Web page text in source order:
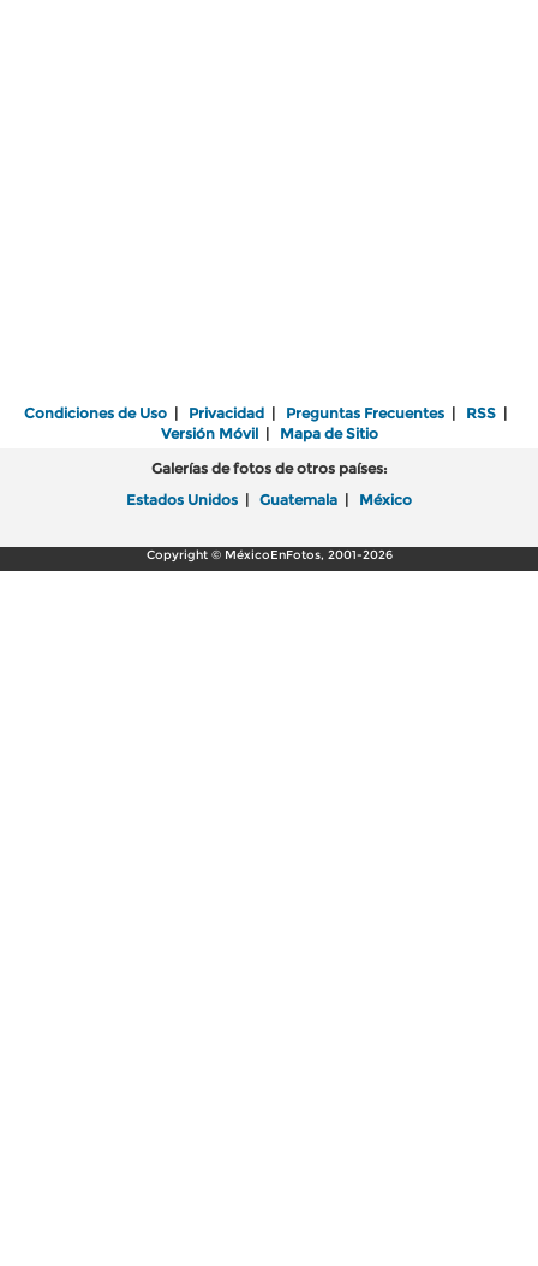
Condiciones de Uso | Privacidad | Preguntas Frecuentes | RSS |
Versión Móvil| Mapa de Sitio
Galerías de fotos de otros países:
Estados Unidos | Guatemala | México
Copyright © MéxicoEnFotos, 2001-2026